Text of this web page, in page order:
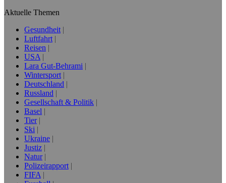
Aktuelle Themen
Gesundheit
Luftfahrt
Reisen
USA
Lara Gut-Behrami
Wintersport
Deutschland
Russland
Gesellschaft & Politik
Basel
Tier
Ski
Ukraine
Justiz
Natur
Polizeirapport
FIFA